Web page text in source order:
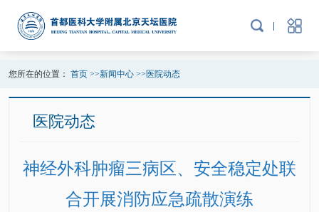
您所在的位置： 首页>>新闻中心>>医院动态
医院动态
神经外科肿瘤三病区、安全稳定处联
合开展消防应急疏散演练